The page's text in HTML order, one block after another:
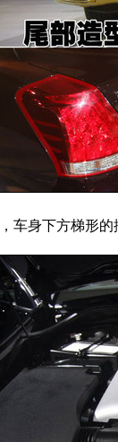
身下方梯形